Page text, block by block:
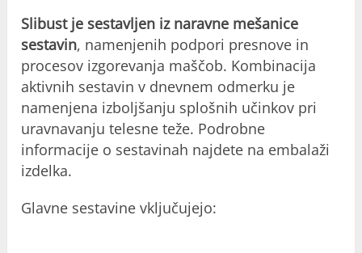
Slibust je sestavljen iz naravne mešanice
sestavin, namenjenih podpori presnove in
procesov izgorevanja maščob. Kombinacija
aktivnih sestavin v dnevnem odmerku je
namenjena izboljšanju splošnih učinkov pri
uravnavanju telesne teže. Podrobne
informacije o sestavinah najdete na embalaži
izdelka.
Glavne sestavine vključujejo: